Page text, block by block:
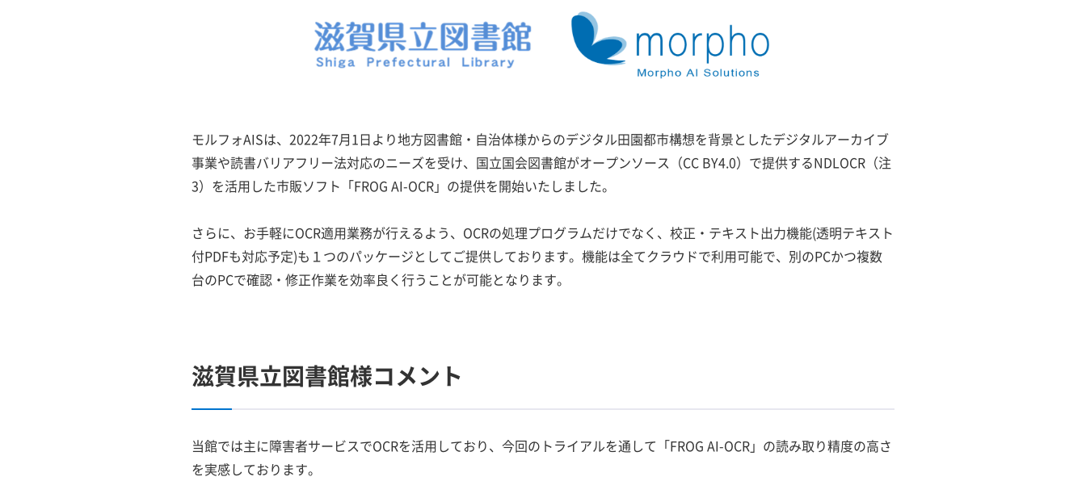
モルフォAISは、2022年7月1日より地方図書館・自治体様からのデジタル田園都市構想を背景としたデジタルアーカイブ
事業や読書バリアフリー法対応のニーズを受け、国立国会図書館がオープンソース（CC BY4.0）で提供するNDLOCR（注
3）を活用した市販ソフト「FROG AI-OCR」の提供を開始いたしました。
さらに、お手軽にOCR適用業務が行えるよう、OCRの処理プログラムだけでなく、校正・テキスト出力機能(透明テキスト
付PDFも対応予定)も１つのパッケージとしてご提供しております。機能は全てクラウドで利用可能で、別のPCかつ複数
台のPCで確認・修正作業を効率良く行うことが可能となります。
滋賀県立図書館様コメント
当館では主に障害者サービスでOCRを活用しており、今回のトライアルを通して「FROG AI-OCR」の読み取り精度の高さ
を実感しております。